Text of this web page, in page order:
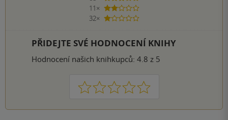
11×
2 hvězdičky
32×
1 hvezdička
PŘIDEJTE SVÉ HODNOCENÍ KNIHY
Hodnocení našich knihkupců: 4.8 z 5
1 2 3 4 5